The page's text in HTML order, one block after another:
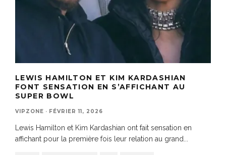
LEWIS HAMILTON ET KIM KARDASHIAN
FONT SENSATION EN S’AFFICHANT AU
SUPER BOWL
VIPZONE · FÉVRIER 11, 2026
Lewis Hamilton et Kim Kardashian ont fait sensation en
affichant pour la première fois leur relation au grand